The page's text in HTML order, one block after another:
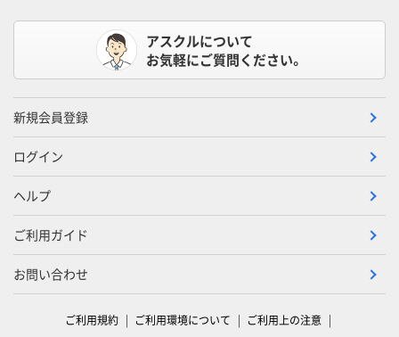
アスクルについて
お気軽にご質問ください。
新規会員登録
ログイン
ヘルプ
ご利用ガイド
お問い合わせ
ご利用規約 ご利用環境について
ご利用上の注意